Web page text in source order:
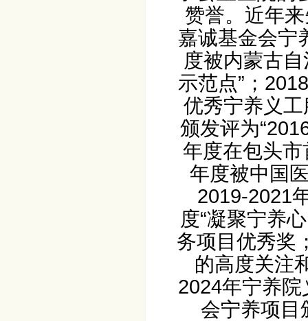
赞誉。近年
嘉诚基金会宁
度被内蒙古
示范点”；
优秀宁养义工
颁发评为
年度在包头市
年度被中国
2019-2021
度“凝聚宁养
务项目优秀奖
的高度关注
2024年宁养院
会宁养项目